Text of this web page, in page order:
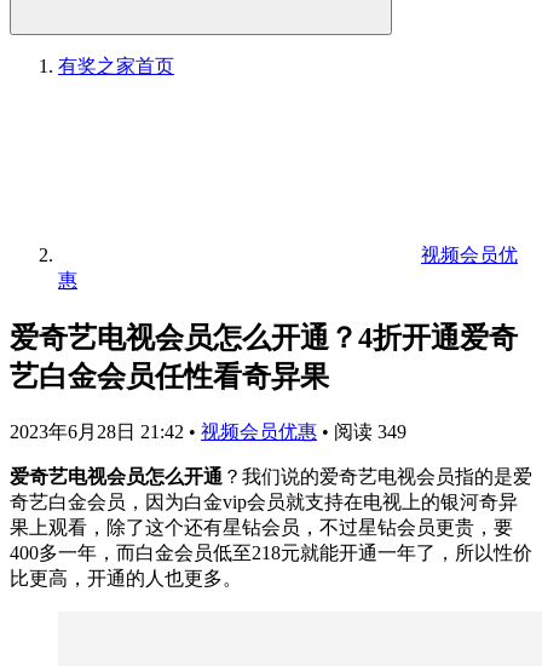
有奖之家首页
视频会员优
惠
爱奇艺电视会员怎么开通？4折开通爱奇
艺白金会员任性看奇异果
2023年6月28日 21:42 • 视频会员优惠 • 阅读 349
爱奇艺电视会员怎么开通 ？我们说的爱奇艺电视会员指的是爱
奇艺白金会员，因为白金vip会员就支持在电视上的银河奇异
果上观看，除了这个还有星钻会员，不过星钻会员更贵，要
400多一年，而白金会员低至218元就能开通一年了，所以性价
比更高，开通的人也更多。